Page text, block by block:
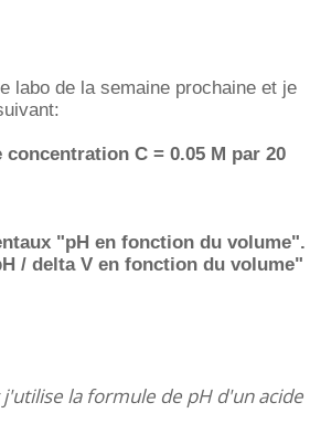
labo de la semaine prochaine et je
C = 0.05 M par 20
"pH en fonction du volume".
/ delta V en fonction du volume"
la formule de pH d'un acide